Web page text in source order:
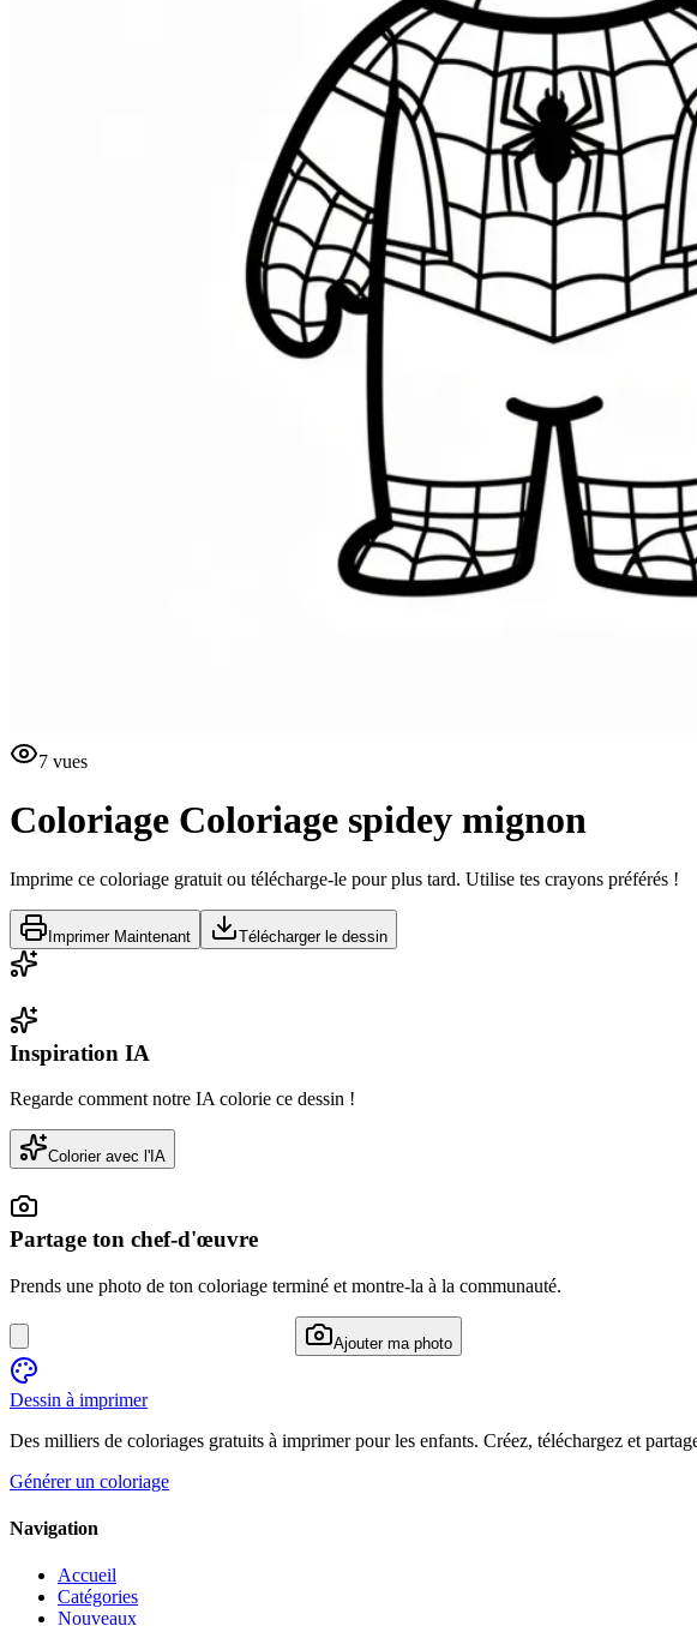
7 vues
Coloriage Coloriage spidey mignon
Imprime ce coloriage gratuit ou télécharge-le pour plus tard. Utilise tes crayons préférés !
Imprimer Maintenant Télécharger le dessin
Inspiration IA
Regarde comment notre IA colorie ce dessin !
Colorier avec l'IA
Partage ton chef-d'œuvre
Prends une photo de ton coloriage terminé et montre-la à la communauté.
Ajouter ma photo
Dessin à imprimer
Des milliers de coloriages gratuits à imprimer pour les enfants. Créez, téléchargez et
Générer un coloriage
Navigation
Accueil
Catégories
Nouveaux